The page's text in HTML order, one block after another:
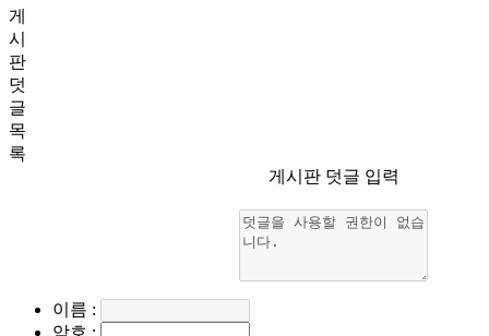
게
시
판
덧
글
목
록
게시판 덧글 입력
이름 :
암호 :